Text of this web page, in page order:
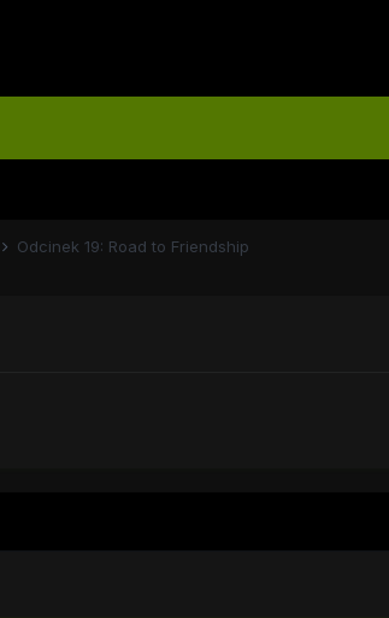
Odcinek 19: Road to Friendship